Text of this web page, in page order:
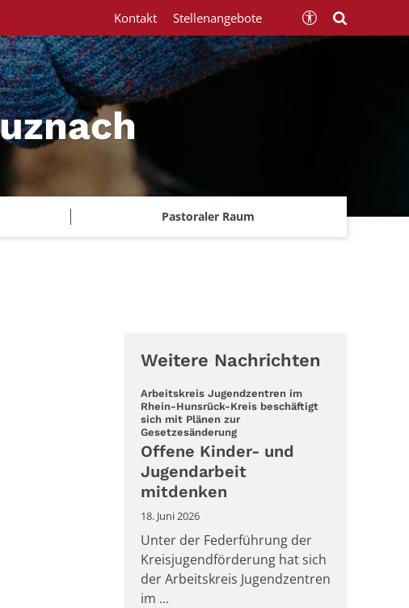
Pastoraler Raum
Kontakt Stellenangebote
Weitere Nachrichten
Arbeitskreis Jugendzentren im
Rhein-Hunsrück-Kreis beschäftigt
sich mit Plänen zur
Gesetzesänderung
Offene Kinder- und
Jugendarbeit
mitdenken
18. Juni 2026
Unter der Federführung der
Kreisjugendförderung hat sich
der Arbeitskreis Jugendzentren
im ...